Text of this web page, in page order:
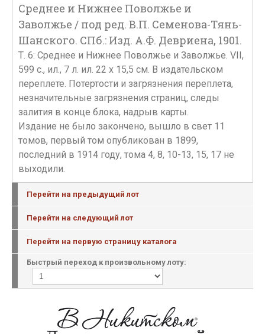
Среднее и Нижнее Поволжье и
Заволжье / под ред. В.П. Семенова-Тянь-
Шанского. СПб.: Изд. А.Ф. Девриена, 1901.
Т. 6: Среднее и Нижнее Поволжье и Заволжье. VII,
599 с., ил., 7 л. ил. 22 х 15,5 см. В издательском
переплете. Потертости и загрязнения переплета,
незначительные загрязнения страниц, следы
залития в конце блока, надрыв карты.
Издание не было закончено, вышло в свет 11
томов, первый том опубликован в 1899,
последний в 1914 году, тома 4, 8, 10-13, 15, 17 не
выходили.
Перейти на предыдущий лот
Перейти на следующий лот
Перейти на первую страницу каталога
Быстрый переход к произвольному лоту: